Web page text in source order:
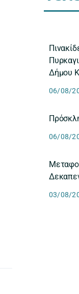
Δήμου
06/08/
06/08/
03/08/